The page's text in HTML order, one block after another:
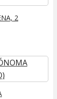
2